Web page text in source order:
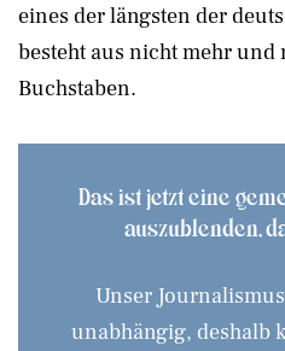
eines der längsten der
besteht aus nicht mehr und
Buchstaben.
Das ist jetzt eine
auszublenden,
Unser
unabhängig, deshalb